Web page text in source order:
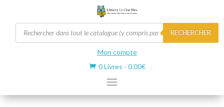
Recherche
de
produits
RECHERCHER
Mon compte
 0 Livres - 0.00€